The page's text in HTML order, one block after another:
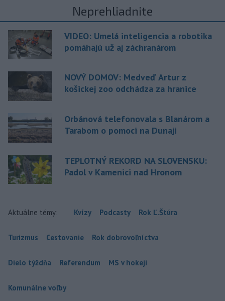
Neprehliadnite
VIDEO: Umelá inteligencia a robotika
pomáhajú už aj záchranárom
NOVÝ DOMOV: Medveď Artur z
košickej zoo odchádza za hranice
Orbánová telefonovala s Blanárom a
Tarabom o pomoci na Dunaji
TEPLOTNÝ REKORD NA SLOVENSKU:
Padol v Kamenici nad Hronom
Aktuálne témy: Kvízy Podcasty Rok Ľ.Štúra
Turizmus Cestovanie Rok dobrovoľníctva
Dielo týždňa Referendum MS v hokeji
Komunálne voľby